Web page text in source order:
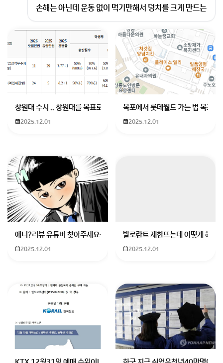
손해는 아닌데 운동 없이 먹기만해서 덩치를 크게 만드는
건 오히려 마이너스 요소에요 운동을 하시면서 덩치를 키
우셔야 합니당
회원가입 혹은 광고 [X]를 누르면 내용이 보입니다
창원대 수시 .. 창원대를 목표로 하고 있는 09년생입니다 지금 제 내신이
2025.12.01
목포에서 롯데월드 가는 법 목포
2025.12.01
애니?리뷰 유튜버 찾아주세요ㅠㅠ 무슨 검정머리 남자 캐릭터에 더빙하
2025.12.01
발로란트 제한뜨는데 어떻게 해야
2025.12.01